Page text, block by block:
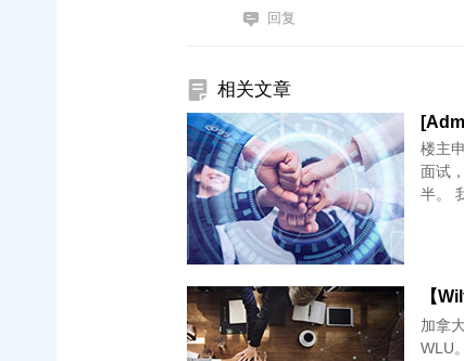
回复
相关文章
楼主
面试
【
加拿
WLU